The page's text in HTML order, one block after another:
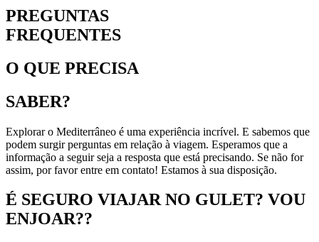
PREGUNTAS
FREQUENTES
O QUE PRECISA
SABER?
Explorar o Mediterrâneo é uma experiência incrível. E sabemos que
podem surgir perguntas em relação à viagem. Esperamos que a
informação a seguir seja a resposta que está precisando. Se não for
assim, por favor entre em contato! Estamos à sua disposição.
É SEGURO VIAJAR NO GULET? VOU
ENJOAR??